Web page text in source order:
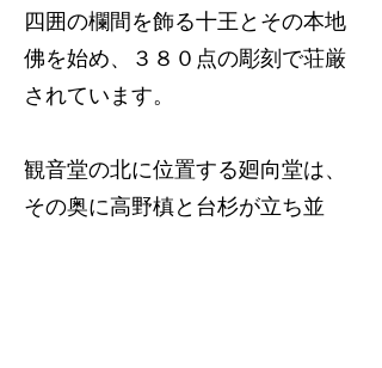
四囲の欄間を飾る十王とその本地
佛を始め、３８０点の彫刻で荘厳
されています。
観音堂の北に位置する廻向堂は、
その奥に高野槙と台杉が立ち並